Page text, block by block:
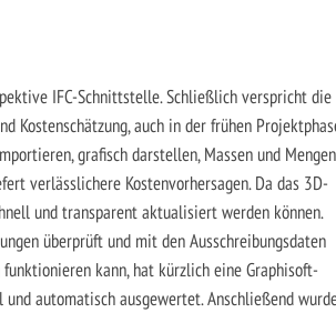
IFC-Schnittstelle. Schließlich verspricht die
Kostenschätzung, auch in der frühen
grafisch darstellen, Massen und Mengen
verlässlichere Kostenvorhersagen. Da das 3D-
und transparent aktualisiert werden können.
überprüft und mit den Ausschreibungsdaten
funktionieren kann, hat kürzlich eine ­Graphisoft-
automatisch ausgewertet. Anschließend